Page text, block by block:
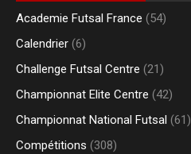
Academie Futsal France (54)
Calendrier (6)
Challenge Futsal Centre (21)
Championnat Elite Centre (42)
Championnat National Futsal (61)
Compétitions (308)